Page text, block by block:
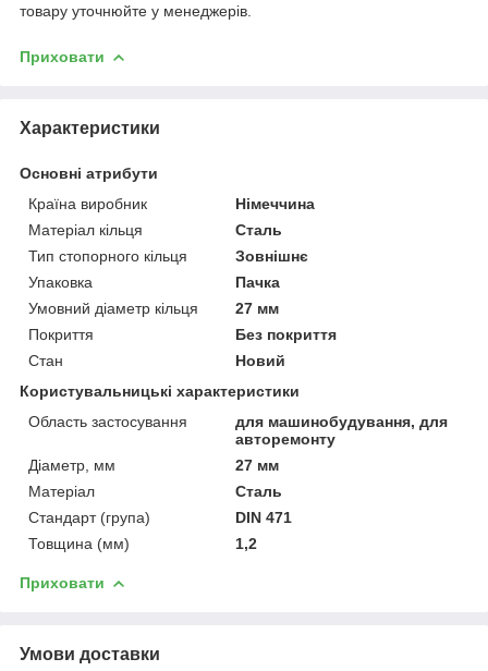
товару уточнюйте у менеджерів.
Приховати
Характеристики
Основні атрибути
Країна виробник
Німеччина
Матеріал кільця
Сталь
Тип стопорного кільця
Зовнішнє
Упаковка
Пачка
Умовний діаметр кільця
27 мм
Покриття
Без покриття
Стан
Новий
Користувальницькі характеристики
Область застосування
для машинобудування, для
авторемонту
Діаметр, мм
27 мм
Матеріал
Сталь
Стандарт (група)
DIN 471
Товщина (мм)
1,2
Приховати
Умови доставки